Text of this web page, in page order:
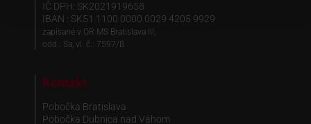
IČ DPH: SK2021919658
IBAN : SK51 1100 0000 0029 4205 9929
zapísané v OR MS Bratislava III,
odd.: Sa, vl. č.: 7597/B
Kontakt
Pobočka Bratislava
Pobočka Dubnica nad Váhom